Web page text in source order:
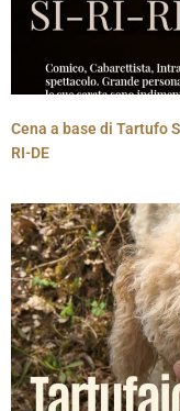
Cena a base di Tartufo
RI-DE